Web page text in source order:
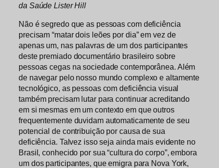
da Saúde Lister Hill
Não é segredo que as pessoas com deficiência
precisam “matar dois leões por dia” em vez de
apenas um, nas palavras de um dos participantes
deste premiado documentário brasileiro sobre
pessoas cegas na sociedade contemporânea. Além
de navegar pelo nosso mundo complexo e altamente
tecnológico, as pessoas com deficiência visual
também precisam lutar para continuar acreditando
em si mesmas em um contexto em que outros
frequentemente duvidam automaticamente de seu
potencial de contribuição por causa de sua
deficiência. Talvez isso seja ainda mais evidente no
Brasil, conhecido por sua “cultura do corpo”, embora
um dos participantes, que emigra para Nova York,